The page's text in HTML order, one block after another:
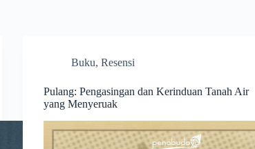
Buku,Resensi
Pulang: Pengasingan dan Kerinduan Tanah Air
yang Menyeruak